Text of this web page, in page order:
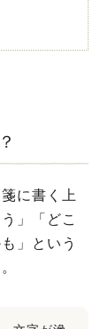
に書く上
」「どこ
」という